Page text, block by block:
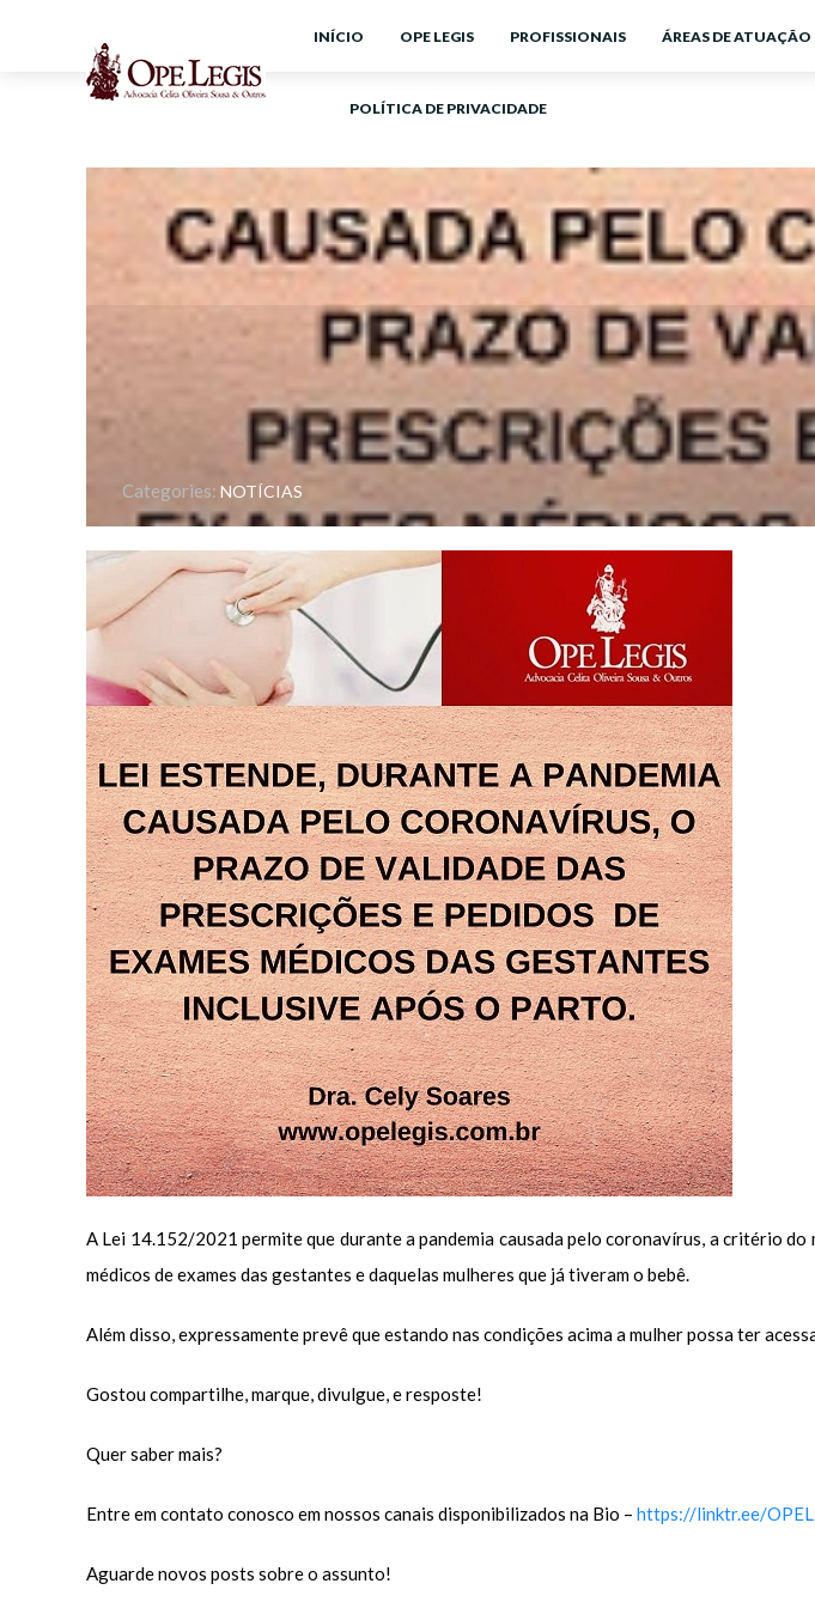
INÍCIO OPE LEGIS PROFISSIONAIS ÁREAS DE ATUAÇÃO
POLÍTICA DE PRIVACIDADE
Categories: NOTÍCIAS
A Lei 14.152/2021 permite que durante a pandemia causada pelo coronavírus, a critério
médicos de exames das gestantes e daquelas mulheres que já tiveram o bebê.
Além disso, expressamente prevê que estando nas condições acima a mulher possa ter
Gostou compartilhe, marque, divulgue, e resposte!
Quer saber mais?
Entre em contato conosco em nossos canais disponibilizados na Bio – https://linktr.ee/
Aguarde novos posts sobre o assunto!